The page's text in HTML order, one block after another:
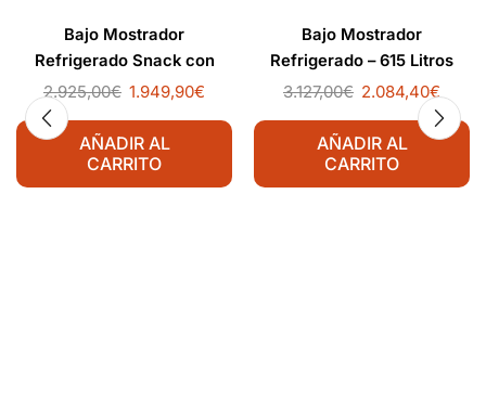
Bajo Mostrador
Refrigerado Snack con
Fregadero – 250 Litros
2.925,00€ 1.949,90€
AÑADIR AL
CARRITO
Bajo Mostrador
Refrigerado – 615 Litros
3.127,00€ 2.084,40€
AÑADIR AL
CARRITO